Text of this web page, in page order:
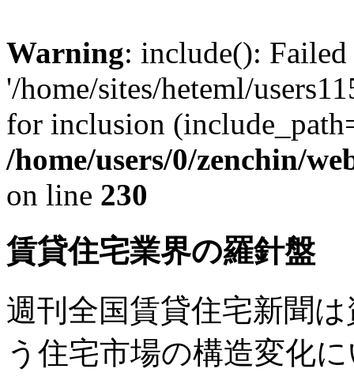
Warning: include():
'/home/sites/heteml/
for inclusion
/home/users/0/zenchin/
on line 230
賃貸住宅業界の羅針盤
週刊全国賃貸住宅新聞
う住宅市場の構造変化